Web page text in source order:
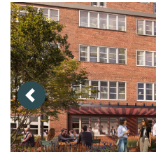
Previous